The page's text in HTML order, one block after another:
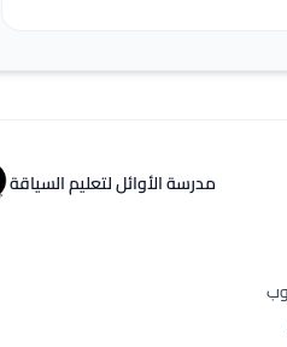
مدرسة الأوائل لتعليم السياقة